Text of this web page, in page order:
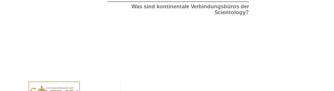
Was sind kontinentale Verbindungsbüros der
Scientology?